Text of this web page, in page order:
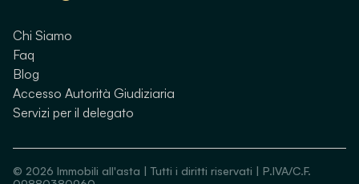
Chi Siamo
Faq
Blog
Accesso Autorità Giudiziaria
Servizi per il delegato
© 2026 Immobili all'asta | Tutti i diritti riservati | P.IVA/C.F.